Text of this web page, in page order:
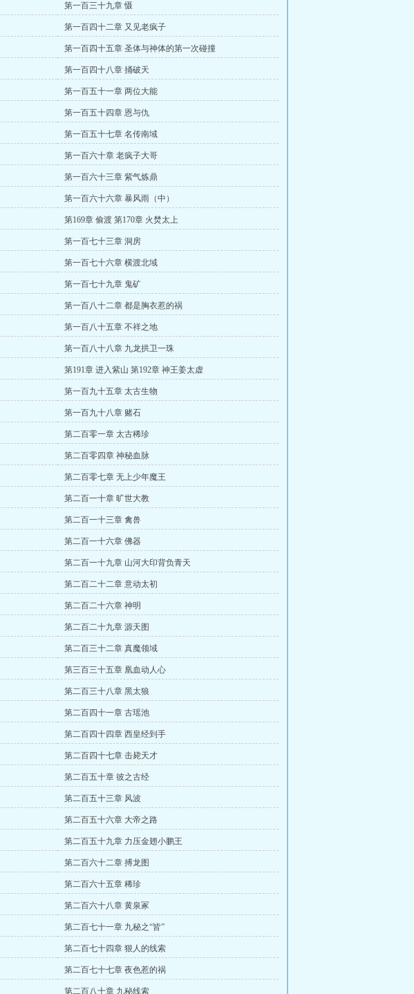
第一百三十九章 慑
第一百四十二章 又见老疯子
第一百四十五章 圣体与神体的第一次碰撞
第一百四十八章 捅破天
第一百五十一章 两位大能
第一百五十四章 恩与仇
第一百五十七章 名传南域
第一百六十章 老疯子大哥
第一百六十三章 紫气炼鼎
第一百六十六章 暴风雨（中）
第169章 偷渡 第170章 火焚太上
第一百七十三章 洞房
第一百七十六章 横渡北域
第一百七十九章 鬼矿
第一百八十二章 都是胸衣惹的祸
第一百八十五章 不祥之地
第一百八十八章 九龙拱卫一珠
第191章 进入紫山 第192章 神王姜太虚
第一百九十五章 太古生物
第一百九十八章 赌石
第二百零一章 太古稀珍
第二百零四章 神秘血脉
第二百零七章 无上少年魔王
第二百一十章 旷世大教
第二百一十三章 禽兽
第二百一十六章 佛器
第二百一十九章 山河大印背负青天
第二百二十二章 意动太初
第二百二十六章 神明
第二百二十九章 源天图
第二百三十二章 真魔领域
第三百三十五章 凰血动人心
第二百三十八章 黑太狼
第二百四十一章 古瑶池
第二百四十四章 西皇经到手
第二百四十七章 击毙天才
第二百五十章 彼之古经
第二百五十三章 风波
第二百五十六章 大帝之路
第二百五十九章 力压金翅小鹏王
第二百六十二章 搏龙图
第二百六十五章 稀珍
第二百六十八章 黄泉冢
第二百七十一章 九秘之“皆”
第二百七十四章 狠人的线索
第二百七十七章 夜色惹的祸
第二百八十章 九秘线索